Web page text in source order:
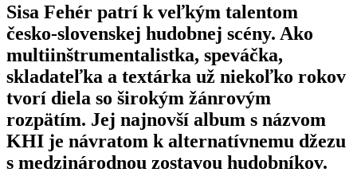
Sisa Fehér patrí k veľkým talentom
česko-slovenskej hudobnej scény. Ako
multiinštrumentalistka, speváčka,
skladateľka a textárka už niekoľko rokov
tvorí diela so širokým žánrovým
rozpätím. Jej najnovší album s názvom
KHI je návratom k alternatívnemu džezu
s medzinárodnou zostavou hudobníkov.